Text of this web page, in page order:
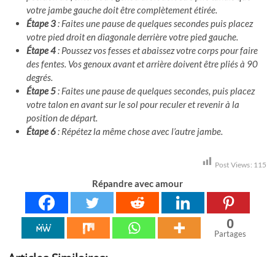
votre jambe gauche doit être complètement étirée.
Étape 3: Faites une pause de quelques secondes puis placez
votre pied droit en diagonale derrière votre pied gauche.
Étape 4: Poussez vos fesses et abaissez votre corps pour faire
des fentes. Vos genoux avant et arrière doivent être pliés à 90
degrés.
Étape 5: Faites une pause de quelques secondes, puis placez
votre talon en avant sur le sol pour reculer et revenir à la
position de départ.
Étape 6: Répétez la même chose avec l’autre jambe.
Post Views: 115
Répandre avec amour
0
Partages